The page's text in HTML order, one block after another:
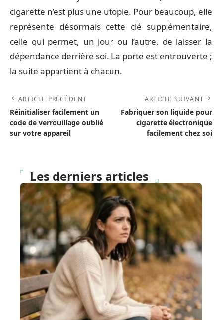
cigarette n’est plus une utopie. Pour beaucoup, elle
représente désormais cette clé supplémentaire,
celle qui permet, un jour ou l’autre, de laisser la
dépendance derrière soi. La porte est entrouverte ;
la suite appartient à chacun.
ARTICLE PRÉCÉDENT
Réinitialiser facilement un
code de verrouillage oublié
sur votre appareil
ARTICLE SUIVANT
Fabriquer son liquide pour
cigarette électronique
facilement chez soi
Les derniers articles